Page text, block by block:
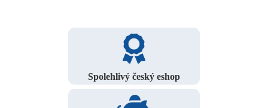
Spolehlivý český eshop